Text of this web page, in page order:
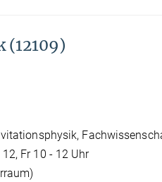
(12109)
12, Fr 10 - 12 Uhr